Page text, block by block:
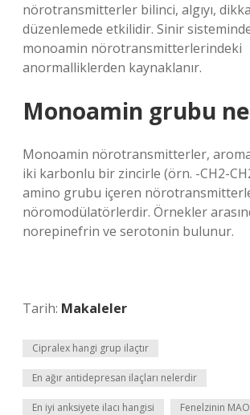
nörotransmitterler bilinci, algıyı,
düzenlemede etkilidir. Sinir
monoamin nörotransmitterlerindeki
anormalliklerden kaynaklanır.
Monoamin grubu
Monoamin nörotransmitterler,
iki karbonlu bir zincirle (örn. -CH2-
amino grubu içeren
nöromodülatörlerdir. Örnekler
norepinefrin ve serotonin bulunur.
Tarih: Makaleler
Cipralex hangi grup ilaçtır
En ağır antidepresan ilaçları nelerdir
En iyi anksiyete ilacı hangisi Fenelzinin